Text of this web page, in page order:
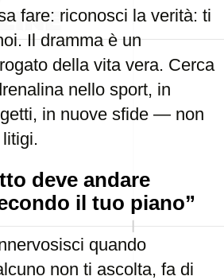
fare: riconosci la verità: ti
Il dramma è un
della vita vera. Cerca
nello sport, in
in nuove sfide — non
deve andare
il tuo piano”
quando
non ti ascolta, fa di